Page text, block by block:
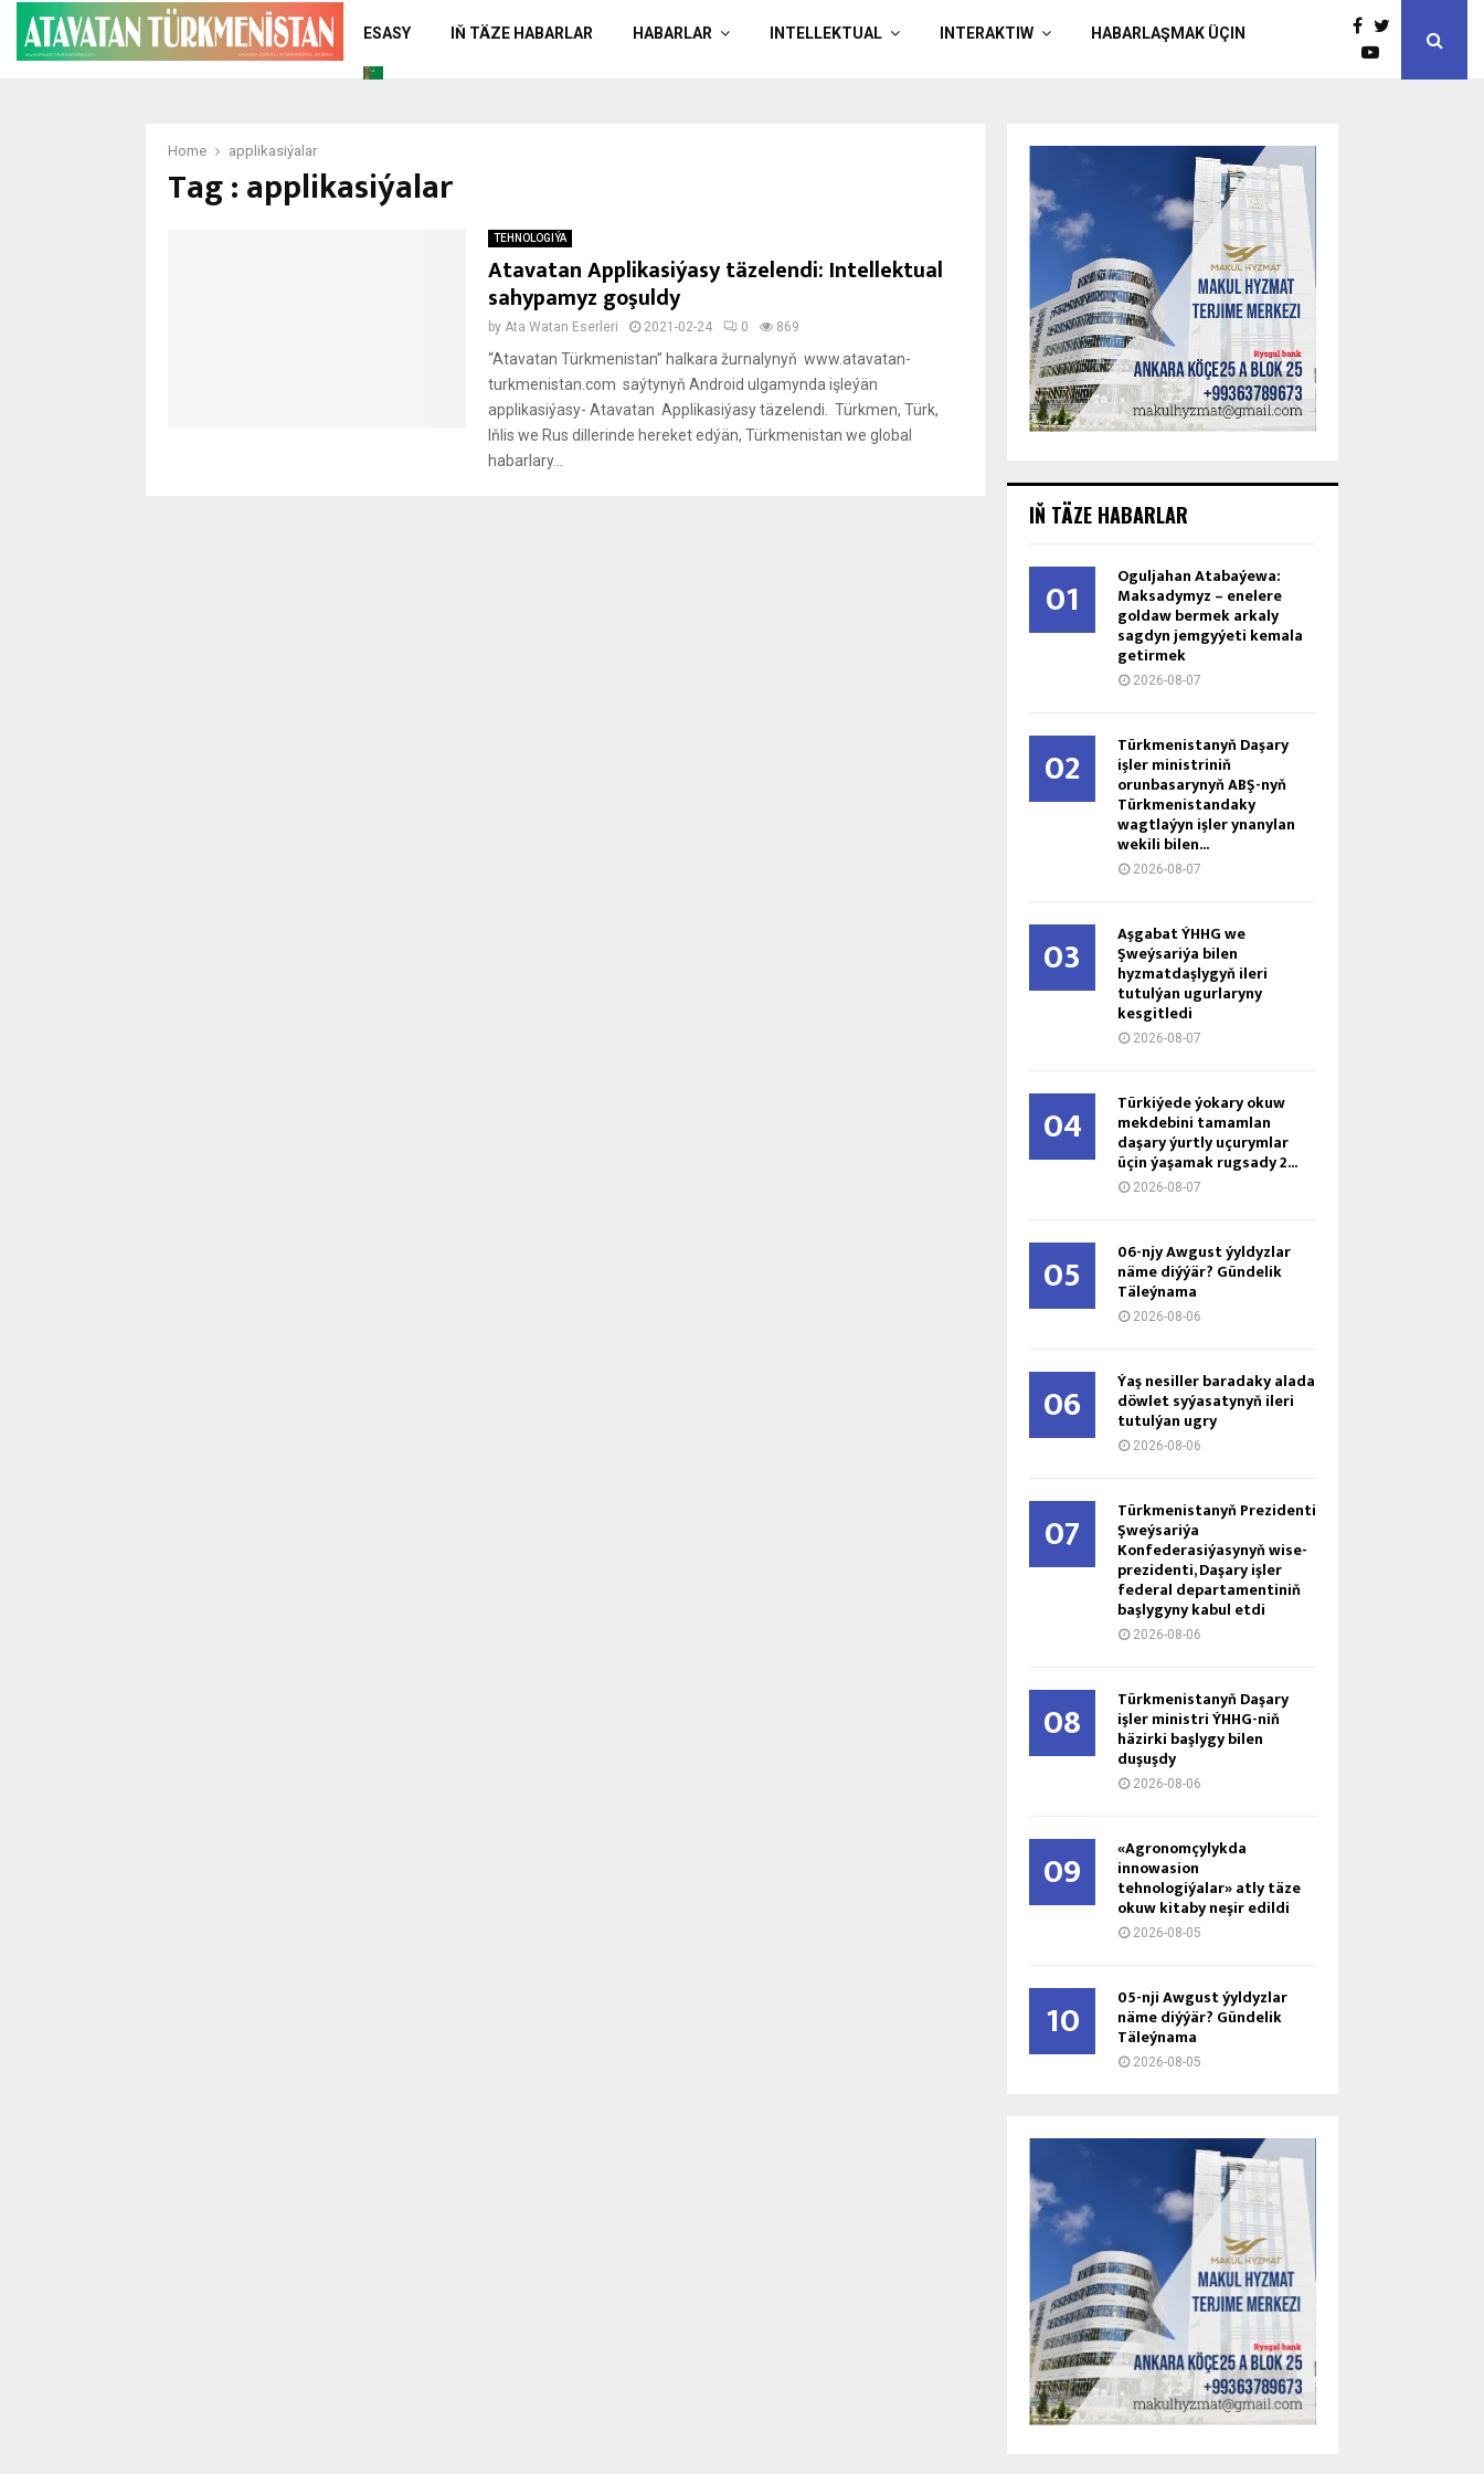
ESASY IŇ TÄZE HABARLAR HABARLAR INTELLEKTUAL INTERAKTIW HABARLAŞMAK ÜÇIN
Home applikasiýalar
Tag : applikasiýalar
TEHNOLOGIÝA
Atavatan Applikasiýasy täzelendi: Intellektual
sahypamyz goşuldy
by Ata Watan Eserleri 2021-02-24 0 869
“Atavatan Türkmenistan” halkara žurnalynyň www.atavatan-
turkmenistan.com saýtynyň Android ulgamynda işleýän
applikasiýasy- Atavatan Applikasiýasy täzelendi. Türkmen, Türk,
Iňlis we Rus dillerinde hereket edýän, Türkmenistan we global
habarlary...
IŇ TÄZE HABARLAR
01 Oguljahan Atabaýewa:
Maksadymyz – enelere
goldaw bermek arkaly
sagdyn jemgyýeti kemala
getirmek
2026-08-07
02 Türkmenistanyň Daşary
işler ministriniň
orunbasarynyň ABŞ-nyň
Türkmenistandaky
wagtlaýyn işler ynanylan
wekili bilen...
2026-08-07
03 Aşgabat ÝHHG we
Şweýsariýa bilen
hyzmatdaşlygyň ileri
tutulýan ugurlaryny
kesgitledi
2026-08-07
04 Türkiýede ýokary okuw
mekdebini tamamlan
daşary ýurtly uçurymlar
üçin ýaşamak rugsady 2...
2026-08-07
05 06-njy Awgust ýyldyzlar
näme diýýär? Gündelik
Täleýnama
2026-08-06
06 Ýaş ne­sil­ler ba­ra­da­ky ala­da
döw­let sy­ýa­sa­ty­nyň ile­ri
tu­tul­ýan ug­ry
2026-08-06
07 Türkmenistanyň Prezidenti
Şweýsariýa
Konfederasiýasynyň wise-
prezidenti, Daşary işler
federal departamentiniň
başlygyny kabul etdi
2026-08-06
08 Türkmenistanyň Daşary
işler ministri ÝHHG-niň
häzirki başlygy bilen
duşuşdy
2026-08-06
09 «Agronomçylykda
innowasion
tehnologiýalar» atly täze
okuw kitaby neşir edildi
2026-08-05
10 05-nji Awgust ýyldyzlar
näme diýýär? Gündelik
Täleýnama
2026-08-05